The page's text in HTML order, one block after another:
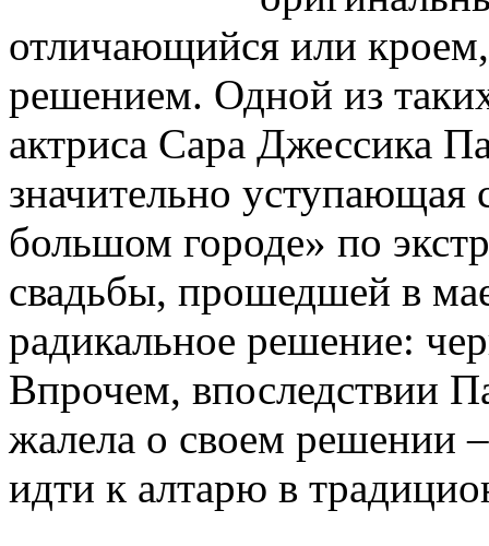
отличающийся или
решением. Одной из
актриса Сара Джессика
значительно уступающая
большом городе» по
свадьбы, прошедшей в
радикальное решение:
Впрочем, впоследствии
жалела о своем решении
идти к алтарю в